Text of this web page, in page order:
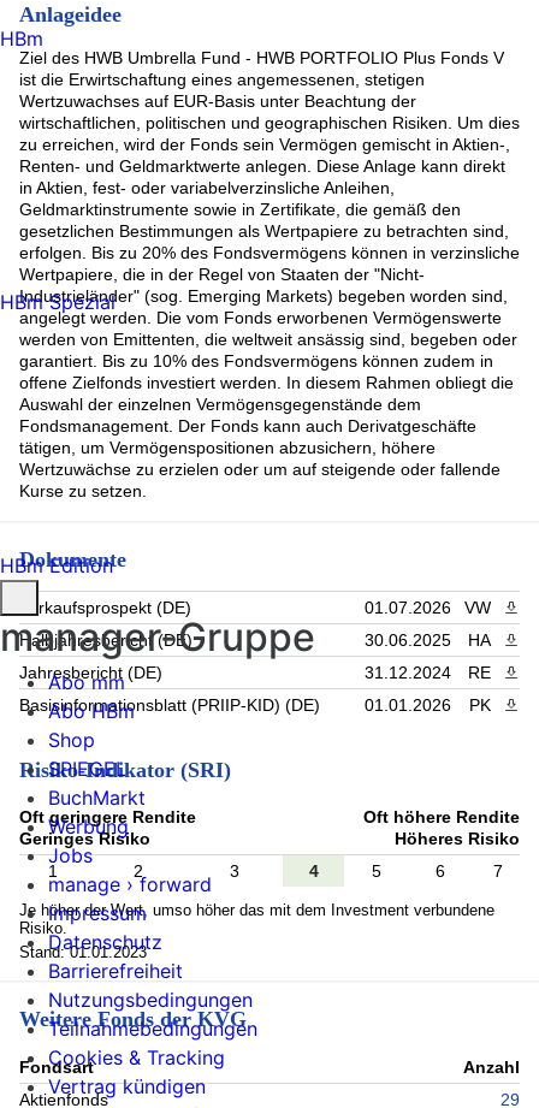
Anlageidee
Ziel des HWB Umbrella Fund - HWB PORTFOLIO Plus Fonds V
ist die Erwirtschaftung eines angemessenen, stetigen
Wertzuwachses auf EUR-Basis unter Beachtung der
wirtschaftlichen, politischen und geographischen Risiken. Um dies
zu erreichen, wird der Fonds sein Vermögen gemischt in Aktien-,
Renten- und Geldmarktwerte anlegen. Diese Anlage kann direkt
in Aktien, fest- oder variabelverzinsliche Anleihen,
Geldmarktinstrumente sowie in Zertifikate, die gemäß den
gesetzlichen Bestimmungen als Wertpapiere zu betrachten sind,
erfolgen. Bis zu 20% des Fondsvermögens können in verzinsliche
Wertpapiere, die in der Regel von Staaten der "Nicht-
Industrieländer" (sog. Emerging Markets) begeben worden sind,
angelegt werden. Die vom Fonds erworbenen Vermögenswerte
werden von Emittenten, die weltweit ansässig sind, begeben oder
garantiert. Bis zu 10% des Fondsvermögens können zudem in
offene Zielfonds investiert werden. In diesem Rahmen obliegt die
Auswahl der einzelnen Vermögensgegenstände dem
Fondsmanagement. Der Fonds kann auch Derivatgeschäfte
tätigen, um Vermögenspositionen abzusichern, höhere
Wertzuwächse zu erzielen oder um auf steigende oder fallende
Kurse zu setzen.
Dokumente
Verkaufsprospekt (DE) 01.07.2026 VW
Halbjahresbericht (DE)
30.06.2025 HA
Jahresbericht (DE)
31.12.2024 RE
Basisinformationsblatt (PRIIP-KID) (DE)
01.01.2026 PK
Risiko-Indikator (SRI)
Oft geringere Rendite
Geringes Risiko
Oft höhere Rendite
Höheres Risiko
1
2 3 4 5 6 7
Je höher der Wert, umso höher das mit dem Investment verbundene
Risiko.
Stand: 01.01.2023
Weitere Fonds der KVG
Fondsart
Anzahl
Aktienfonds
29
HBm
HBm Spezial
HBm Edition
manager-Gruppe
Abo mm
Abo HBm
Shop
SPIEGEL
BuchMarkt
Werbung
Jobs
manage › forward
Impressum
Datenschutz
Barrierefreiheit
Nutzungsbedingungen
Teilnahmebedingungen
Cookies & Tracking
Vertrag kündigen